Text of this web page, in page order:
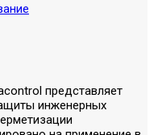
представляет
инженерных